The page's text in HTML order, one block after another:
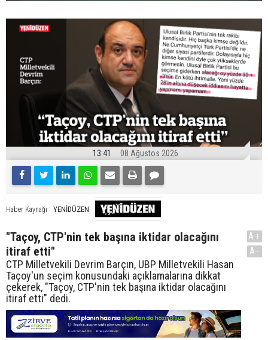
13:41 08 Ağustos 2026
Haber Kaynağı YENİDÜZEN
"Taçoy, CTP'nin tek başına iktidar olacağını
itiraf etti"
CTP Milletvekili Devrim Barçın, UBP Milletvekili Hasan
Taçoy'un seçim konusundaki açıklamalarına dikkat
çekerek, "Taçoy, CTP'nin tek başına iktidar olacağını
itiraf etti" dedi.
A+
A-